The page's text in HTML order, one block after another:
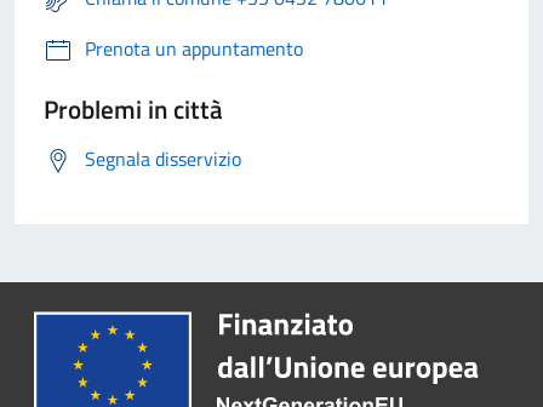
Prenota un appuntamento
Problemi in città
Segnala disservizio